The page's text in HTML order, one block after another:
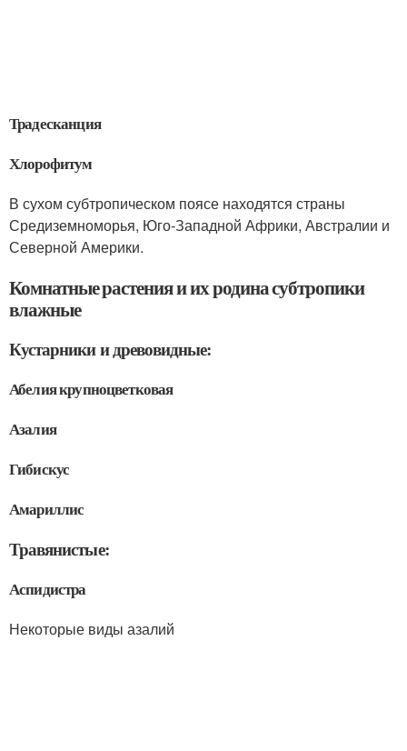
Традесканция
Хлорофитум
В сухом субтропическом поясе находятся страны
Средиземноморья, Юго-Западной Африки, Австралии и
Северной Америки.
Комнатные растения и их родина субтропики
влажные
Кустарники и древовидные:
Абелия крупноцветковая
Азалия
Гибискус
Амариллис
Травянистые:
Аспидистра
Некоторые виды азалий